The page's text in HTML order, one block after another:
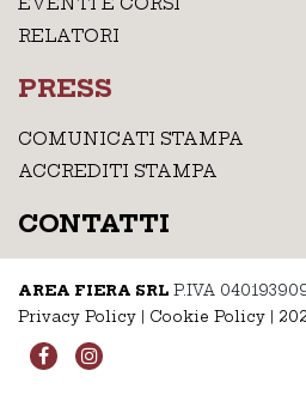
RELATORI
PRESS
COMUNICATI STAMPA
ACCREDITI STAMPA
CONTATTI
AREA FIERA SRL P.IVA
Privacy Policy
Cookie Policy